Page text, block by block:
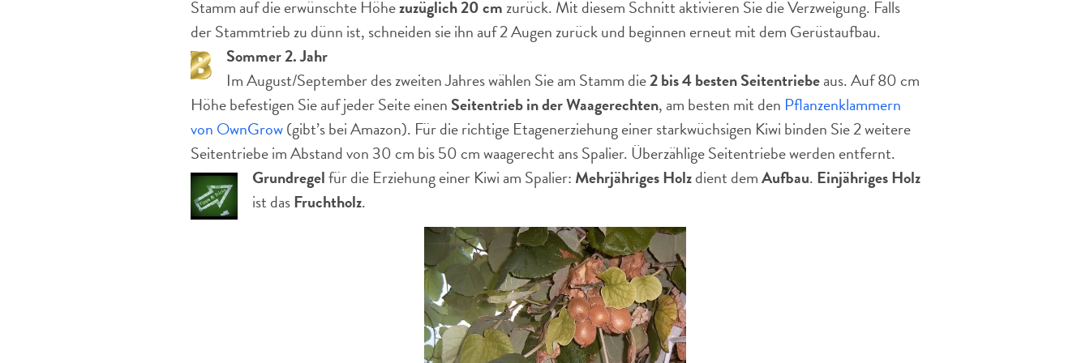
Stamm auf die erwünschte Höhezuzüglich 20 cmzurück. Mit diesem Schnitt aktivieren Sie die Verzweigung. Falls
der Stammtrieb zu dünn ist, schneiden sie ihn auf 2 Augen zurück und beginnen erneut mit dem Gerüstaufbau.
Sommer 2. Jahr
Im August/September des zweiten Jahres wählen Sie am Stamm die2 bis 4 besten Seitentriebeaus. Auf 80 cm
Höhe befestigen Sie auf jeder Seite einen Seitentrieb in der Waagerechten, am besten mit den Pflanzenklammern
von OwnGrow(gibt’s bei Amazon). Für die richtige Etagenerziehung einer starkwüchsigen Kiwi binden Sie 2 weitere
Seitentriebe im Abstand von 30 cm bis 50 cm waagerecht ans Spalier. Überzählige Seitentriebe werden entfernt.
Grundregelfür die Erziehung einer Kiwi am Spalier: Mehrjähriges Holzdient demAufbau. Einjähriges Holz
ist dasFruchtholz.